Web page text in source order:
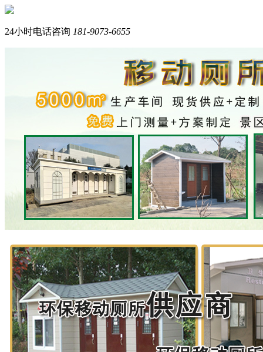
24小时电话咨询 181-9073-6655
我是在线产品顾问，请问您需要什么产品？